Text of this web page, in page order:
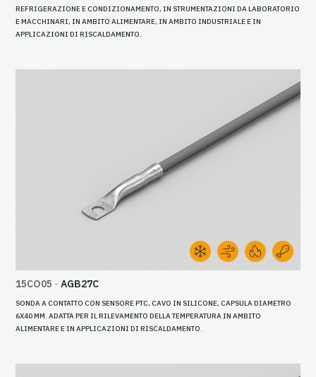
REFRIGERAZIONE E CONDIZIONAMENTO, IN STRUMENTAZIONI DA LABORATORIO
E MACCHINARI, IN AMBITO ALIMENTARE, IN AMBITO INDUSTRIALE E IN
APPLICAZIONI DI RISCALDAMENTO.
15CO05 - AGB27C
SONDA A CONTATTO CON SENSORE PTC, CAVO IN SILICONE, CAPSULA DIAMETRO
6X40 MM. ADATTA PER IL RILEVAMENTO DELLA TEMPERATURA IN AMBITO
ALIMENTARE E IN APPLICAZIONI DI RISCALDAMENTO.